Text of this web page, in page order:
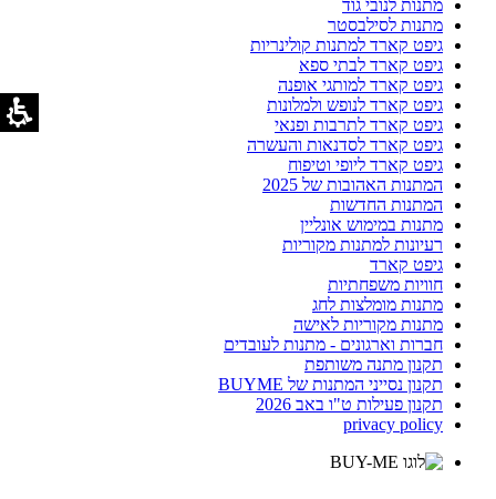
מתנות לנובי גוד
מתנות לסילבסטר
גיפט קארד למתנות קולינריות
גיפט קארד לבתי ספא
גיפט קארד למותגי אופנה
גיפט קארד לנופש ולמלונות
גיפט קארד לתרבות ופנאי
גיפט קארד לסדנאות והעשרה
גיפט קארד ליופי וטיפוח
המתנות האהובות של 2025
המתנות החדשות
מתנות במימוש אונליין
רעיונות למתנות מקוריות
גיפט קארד
חוויות משפחתיות
מתנות מומלצות לחג
מתנות מקוריות לאישה
חברות וארגונים - מתנות לעובדים
תקנון מתנה משותפת
תקנון נסייני המתנות של BUYME
תקנון פעילות ט"ו באב 2026
privacy policy